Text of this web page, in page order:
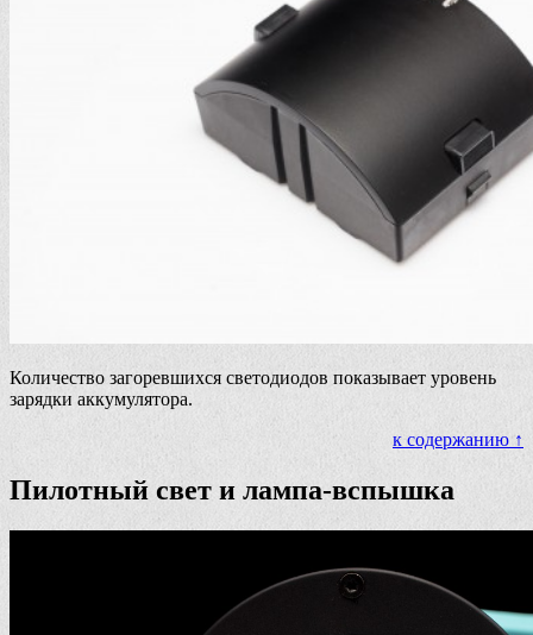
Количество загоревшихся светодиодов показывает уровень
зарядки аккумулятора.
к содержанию ↑
Пилотный свет и лампа-вспышка